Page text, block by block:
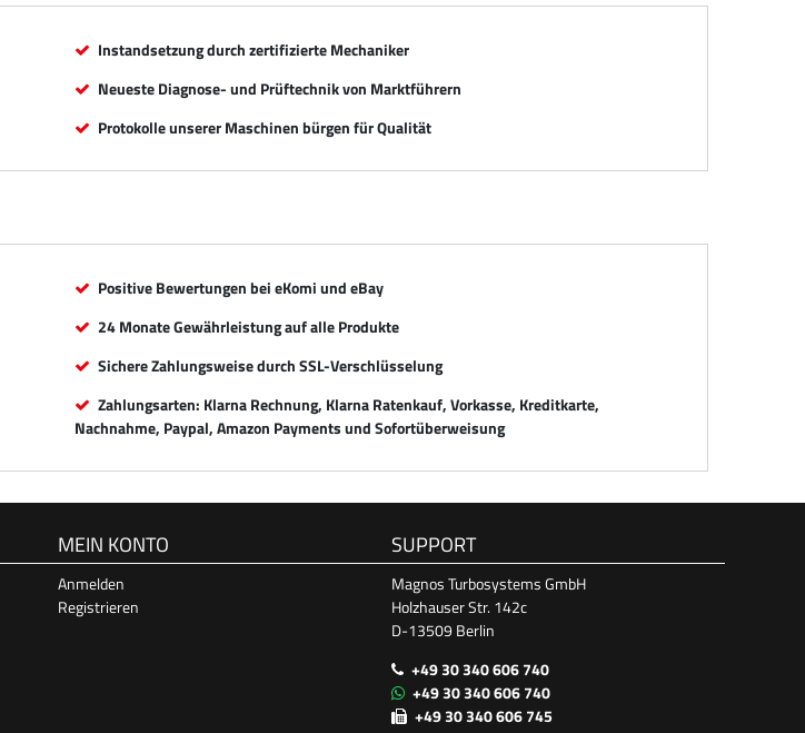
Instandsetzung durch zertifizierte Mechaniker
Neueste Diagnose- und Prüftechnik von Marktführern
Protokolle unserer Maschinen bürgen für Qualität
Positive Bewertungen bei eKomi und eBay
24 Monate Gewährleistung auf alle Produkte
Sichere Zahlungsweise durch SSL-Verschlüsselung
Zahlungsarten: Klarna Rechnung, Klarna Ratenkauf, Vorkasse, Kreditkarte,
Nachnahme, Paypal, Amazon Payments und Sofortüberweisung
MEIN KONTO
Anmelden
Registrieren
SUPPORT
Magnos Turbosystems GmbH
Holzhauser Str. 142c
D-13509 Berlin
+49 30 340 606 740
+49 30 340 606 740
+49 30 340 606 745